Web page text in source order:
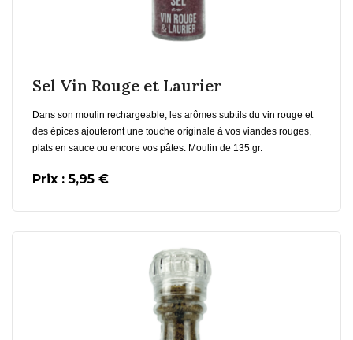
Sel Vin Rouge et Laurier
Dans son moulin rechargeable, les arômes subtils du vin rouge et
des épices ajouteront une touche originale à vos viandes rouges,
plats en sauce ou encore vos pâtes. Moulin de 135 gr.
Prix : 5,95 €
En savoir plus